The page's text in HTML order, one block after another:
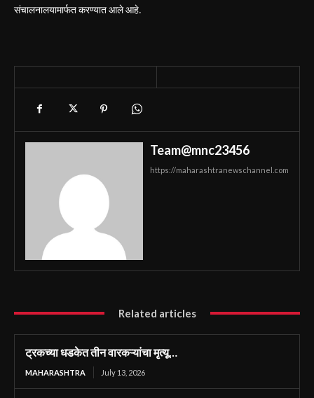
संचालनालयामार्फत करण्यात आले आहे.
Team@mnc23456
https://maharashtranewschannel.com
Related articles
ट्रकच्या धडकेत तीन वारकऱ्यांचा मृत्यू…
MAHARASHTRA July 13, 2026